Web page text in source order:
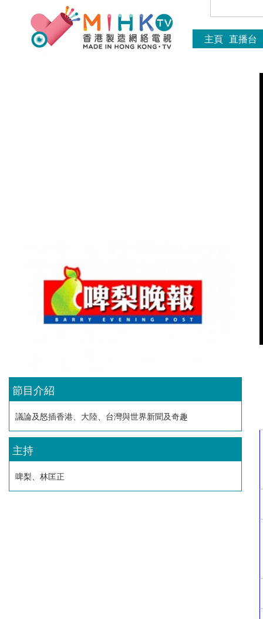
主頁 直播台
節目介紹
議論及怒插香港、大陸、台灣與世界新聞及奇趣
主持
啤梨、林匡正